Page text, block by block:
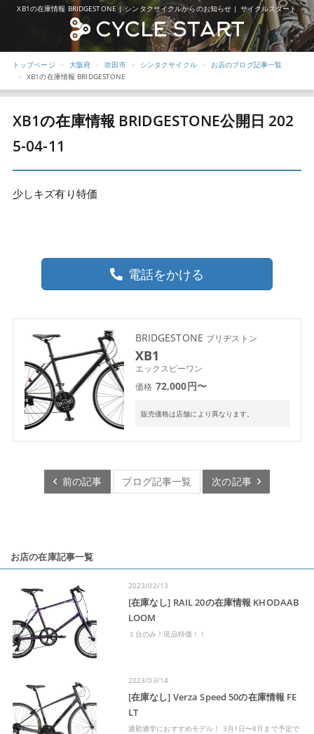
XB1の在庫情報 BRIDGESTONE | シンタクサイクルからのお知らせ | サイクルスタート
トップページ 大阪府 吹田市 シンタクサイクル
お店のブログ記事一覧
XB1の在庫情報 BRIDGESTONE
XB1の在庫情報 BRIDGESTONE公開日 202
5-04-11
少しキズ有り特価
電話をかける
BRIDGESTONE ブリヂストン
XB1
エックスビーワン
価格 72,000円〜
販売価格は店舗により異なります。
前の記事 ブログ記事一覧 次の記事
お店の在庫記事一覧
2023/02/13
[在庫なし] RAIL 20の在庫情報 KHODAAB
LOOM
１台のみ！現品特価！！
2023/03/14
[在庫なし] Verza Speed 50の在庫情報 FE
LT
通勤通学におすすめモデル！ 3月1日〜8月まで予定で